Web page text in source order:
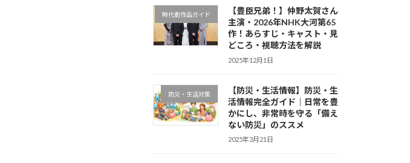
時代劇作品ガイド
【豊臣兄弟！】仲野太賀さん
主演・2026年NHK大河第65
作！あらすじ・キャスト・見
どころ・視聴方法を解説
2025年12月1日
防災・生活対策
【防災・生活情報】防災・生
活情報完全ガイド｜日常を豊
かにし、非常時を守る「備え
ない防災」のススメ
2025年3月21日